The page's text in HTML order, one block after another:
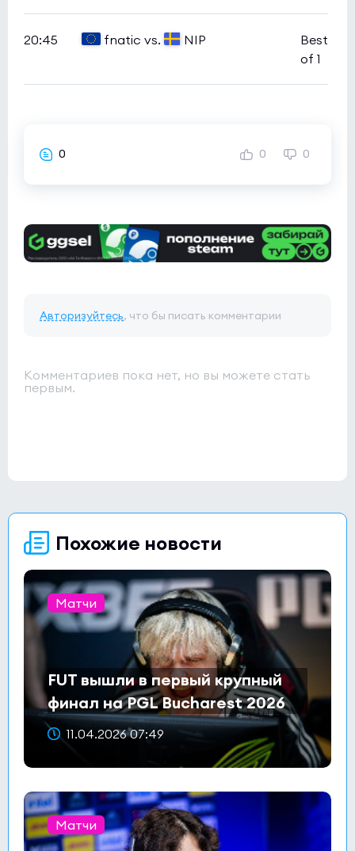
20:45 fnatic vs. NIP
Best
of 1
0 0 0
Авторизуйтесь, что бы писать комментарии
Комментариев пока нет, но вы можете стать
первым.
Похожие новости
Матчи
FUT вышли в первый крупный
финал на PGL Bucharest 2026
11.04.2026 07:49
Матчи